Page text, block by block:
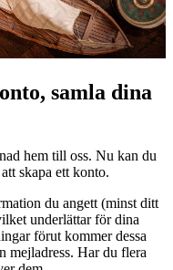
samla dina
hem till oss. Nu kan du
skapa ett konto.
du angett (minst ditt
underlättar för dina
förut kommer dessa
mejladress. Har du flera